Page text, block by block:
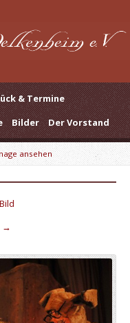
& Termine
Bilder Der Vorstand
ansehen
→